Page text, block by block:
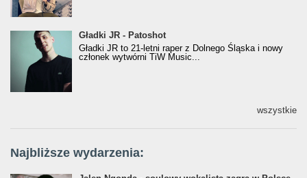
Gładki JR - Patoshot
Gładki JR - Patoshot
Gładki JR to 21-letni raper z Dolnego Śląska i nowy
członek wytwórni TiW Music...
wszystkie
Najbliższe wydarzenia: